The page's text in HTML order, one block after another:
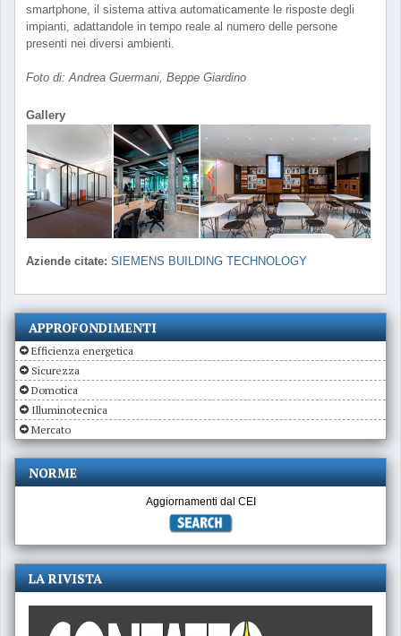
smartphone, il sistema attiva automaticamente le risposte degli
impianti, adattandole in tempo reale al numero delle persone
presenti nei diversi ambienti.
Foto di: Andrea Guermani, Beppe Giardino
Gallery
Aziende citate: SIEMENS BUILDING TECHNOLOGY
APPROFONDIMENTI
Efficienza energetica
Sicurezza
Domotica
Illuminotecnica
Mercato
NORME
Aggiornamenti dal CEI
LA RIVISTA